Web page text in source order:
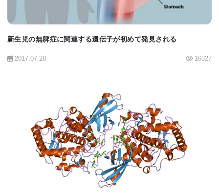
B. Cullman分子生物発生生物学教授・化学教授・薬
すのに有望な化合物を同定した。
新生児の無脾症に関連する遺伝子が初めて発見される
2017.07.28 16327
BIOMARKET JP